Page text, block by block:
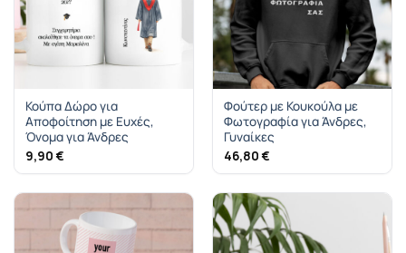
Κούπα Δώρο για
Αποφοίτηση με Ευχές,
Όνομα για Άνδρες
9,90 €
Φούτερ με Κουκούλα με
Φωτογραφία για Άνδρες,
Γυναίκες
46,80 €